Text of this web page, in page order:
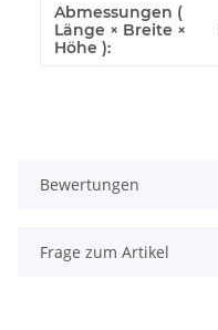
Abmessungen (
Länge × Breite ×
Höhe ):
Bewertungen
Frage zum Artikel